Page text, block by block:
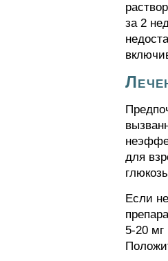
за 2
для
Если
5-20 мг